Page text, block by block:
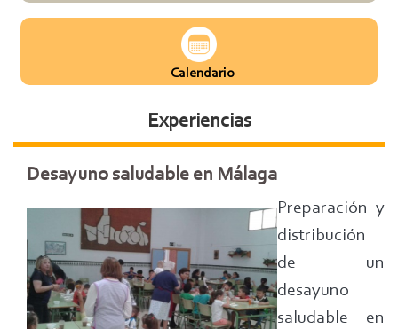
Calendario
Experiencias
Desayuno saludable en Málaga
Preparación y
distribución
de un
desayuno
saludable en